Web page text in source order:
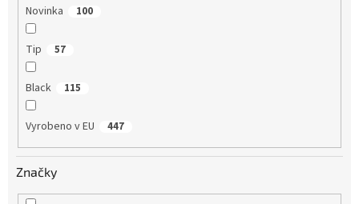
Novinka 100
Tip 57
Black 115
Vyrobeno v EU 447
Značky